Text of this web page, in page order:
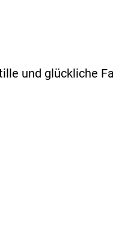
und glückliche